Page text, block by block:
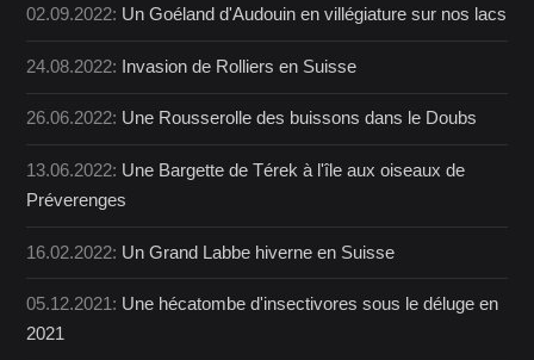
02.09.2022: Un Goéland d'Audouin en villégiature sur nos lacs
24.08.2022: Invasion de Rolliers en Suisse
26.06.2022: Une Rousserolle des buissons dans le Doubs
13.06.2022: Une Bargette de Térek à l'île aux oiseaux de
Préverenges
16.02.2022: Un Grand Labbe hiverne en Suisse
05.12.2021: Une hécatombe d'insectivores sous le déluge en
2021